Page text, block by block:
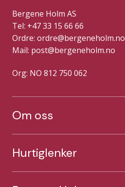
Bergene Holm AS
Tel: +47 33 15 66 66
Ordre: ordre@bergeneholm.no
Mail: post@bergeneholm.no
Org: NO 812 750 062
Om oss
Hurtiglenker